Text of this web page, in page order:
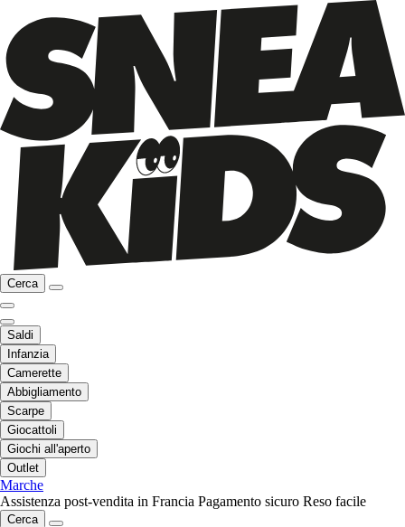
Cerca
Saldi
Infanzia
Camerette
Abbigliamento
Scarpe
Giocattoli
Giochi all'aperto
Outlet
Marche
Assistenza post-vendita in Francia Pagamento sicuro Reso facile
Cerca